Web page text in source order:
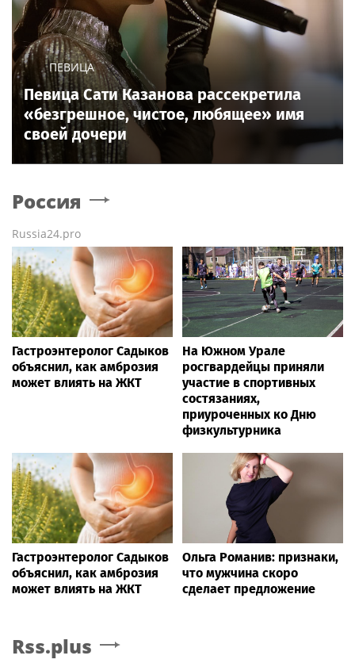
ПЕВИЦА
Певица Сати Казанова рассекретила
«безгрешное, чистое, любящее» имя
своей дочери
Россия
Russia24.pro
Гастроэнтеролог Садыков
объяснил, как амброзия
может влиять на ЖКТ
На Южном Урале
росгвардейцы приняли
участие в спортивных
состязаниях,
приуроченных ко Дню
физкультурника
Гастроэнтеролог Садыков
объяснил, как амброзия
может влиять на ЖКТ
Ольга Романив: признаки,
что мужчина скоро
сделает предложение
Rss.plus